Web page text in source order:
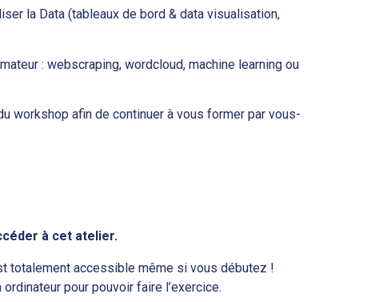
la Data (tableaux de bord & data visualisation,
: webscraping, wordcloud, machine learning ou
workshop afin de continuer à vous former par vous-
à cet atelier.
totalement accessible même si vous débutez !
pour pouvoir faire l’exercice.